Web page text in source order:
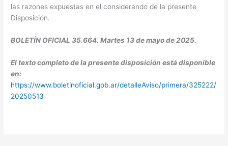
las razones expuestas en el considerando de la presente
Disposición.
BOLETÍN OFICIAL 35.664. Martes 13 de mayo de 2025.
El texto completo de la presente disposición está disponible
en:
https://www.boletinoficial.gob.ar/detalleAviso/primera/325222/
20250513